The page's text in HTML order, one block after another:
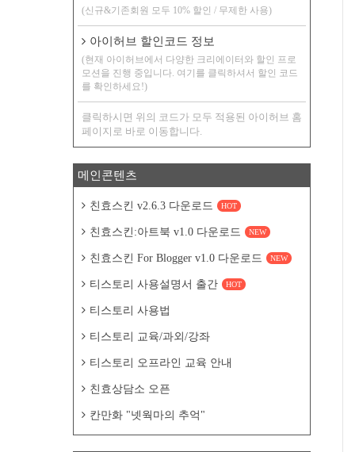
(신규&기존회원 모두 10% 할인 / 무제한 사용)
아이허브 할인코드 정보
(현재 아이허브에서 다양한 크리에이터와 할인 프로
모션을 진행 중입니다. 여기를 클릭하셔서 할인 코드
를 확인하세요!)
클릭하시면 위의 코드가 모두 적용된 아이허브 홈
페이지로 바로 이동합니다.
메인콘텐츠
친효스킨 v2.6.3 다운로드 HOT
친효스킨:아트북 v1.0 다운로드 NEW
친효스킨 For Blogger v1.0 다운로드 NEW
티스토리 사용설명서 출간 HOT
티스토리 사용법
티스토리 교육/과외/강좌
티스토리 오프라인 교육 안내
친효상담소 오픈
칸만화 "넷웍마의 추억"